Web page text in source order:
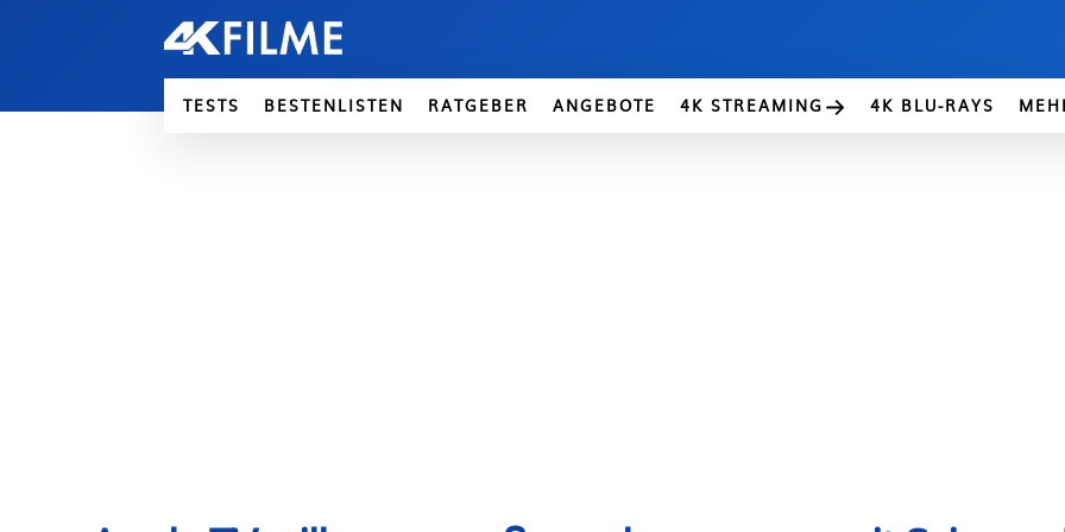
TESTS BESTENLISTEN RATGEBER ANGEBOTE 4K STREAMING 4K BLU-RAYS